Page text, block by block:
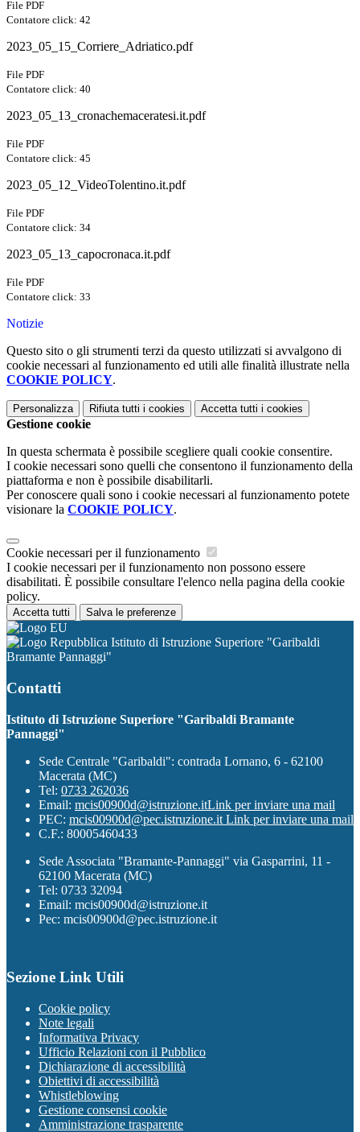
File PDF
Contatore click: 42
2023_05_15_Corriere_Adriatico.pdf
File PDF
Contatore click: 40
2023_05_13_cronachemaceratesi.it.pdf
File PDF
Contatore click: 45
2023_05_12_VideoTolentino.it.pdf
File PDF
Contatore click: 34
2023_05_13_capocronaca.it.pdf
File PDF
Contatore click: 33
Notizie
Questo sito o gli strumenti terzi da questo utilizzati si avvalgono di
cookie necessari al funzionamento ed utili alle finalità illustrate nella
COOKIE POLICY.
Personalizza Rifiuta tutti i cookies Accetta tutti i cookies
Gestione cookie
In questa schermata è possibile scegliere quali cookie consentire.
I cookie necessari sono quelli che consentono il funzionamento della
piattaforma e non è possibile disabilitarli.
Per conoscere quali sono i cookie necessari al funzionamento potete
visionare la COOKIE POLICY.
Cookie necessari per il funzionamento
I cookie necessari per il funzionamento non possono essere
disabilitati. È possibile consultare l'elenco nella pagina della cookie
policy.
Accetta tutti Salva le preferenze
Istituto di Istruzione Superiore "Garibaldi
Bramante Pannaggi"
Contatti
Istituto di Istruzione Superiore "Garibaldi Bramante
Pannaggi"
Sede Centrale "Garibaldi": contrada Lornano, 6 - 62100
Macerata (MC)
Tel: 0733 262036
Email: mcis00900d@istruzione.itLink per inviare una mail
PEC: mcis00900d@pec.istruzione.it Link per inviare una mail
C.F.: 80005460433
Sede Associata "Bramante-Pannaggi" via Gasparrini, 11 -
62100 Macerata (MC)
Tel: 0733 32094
Email: mcis00900d@istruzione.it
Pec: mcis00900d@pec.istruzione.it
Sezione Link Utili
Cookie policy
Note legali
Informativa Privacy
Ufficio Relazioni con il Pubblico
Dichiarazione di accessibilità
Obiettivi di accessibilità
Whistleblowing
Gestione consensi cookie
Amministrazione trasparente